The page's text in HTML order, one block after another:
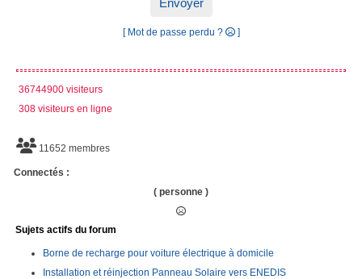
[ Mot de passe perdu ? ]
36744900 visiteurs
308 visiteurs en ligne
11652 membres
Connectés :
( personne )
Sujets actifs du forum
Borne de recharge pour voiture électrique à domicile
Installation et réinjection Panneau Solaire vers ENEDIS